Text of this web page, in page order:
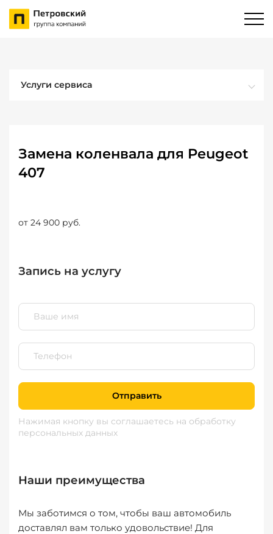
Услуги сервиса
Замена коленвала для Peugeot
407
от 24 900 руб.
Запись на услугу
Отправить
Нажимая кнопку вы соглашаетесь на обработку
персональных данных
Наши преимущества
Мы заботимся о том, чтобы ваш автомобиль
доставлял вам только удовольствие! Для